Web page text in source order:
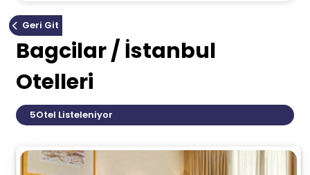
Geri Git
Bagcilar / İstanbul
Otelleri
5Otel Listeleniyor